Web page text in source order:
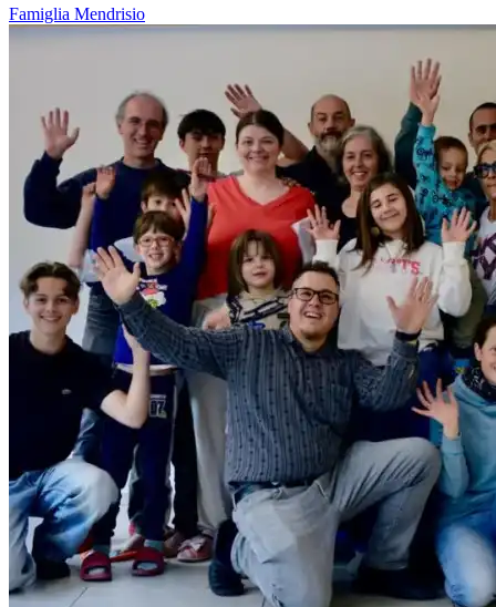
Famiglia Mendrisio